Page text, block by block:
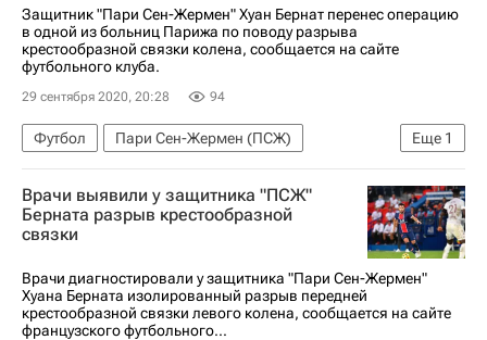
Защитник "Пари Сен-Жермен" Хуан Бернат перенес операцию
в одной из больниц Парижа по поводу разрыва
крестообразной связки колена, сообщается на сайте
футбольного клуба.
29 сентября 2020, 20:28 94
Еще 1
Футбол
Пари Сен-Жермен (ПСЖ)
Хуан Бернат
Врачи выявили у защитника "ПСЖ"
Берната разрыв крестообразной
связки
Врачи диагностировали у защитника "Пари Сен-Жермен"
Хуана Берната изолированный разрыв передней
крестообразной связки левого колена, сообщается на сайте
французского футбольного...